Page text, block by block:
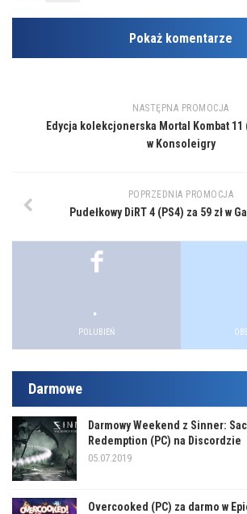
Pokaż komentarze
NASTĘPNA PROMOCJA
Edycja kolekcjonerska Mortal Kombat 11
w Konsoleigry
POPRZEDNIA PROMOCJA
Pudełkowy DiRT 4 (PS4) za 59 zł w
..
POLUBIEŃ
Darmowe
Darmowy Weekend z Sinner:
Redemption (PC) na Discordzie
05.07.2019
Overcooked (PC) za darmo w